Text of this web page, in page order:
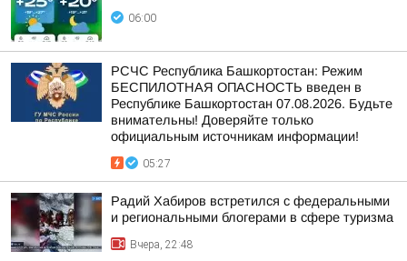
06:00
РСЧС Республика Башкортостан: Режим
БЕСПИЛОТНАЯ ОПАСНОСТЬ введен в
Республике Башкортостан 07.08.2026. Будьте
внимательны! Доверяйте только
официальным источникам информации!
05:27
Радий Хабиров встретился с федеральными
и региональными блогерами в сфере туризма
Вчера, 22:48